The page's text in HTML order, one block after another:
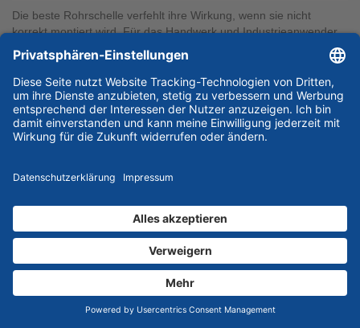
Die beste Rohrschelle verfehlt ihre Wirkung, wenn sie nicht
korrekt montiert wird. Für das Handwerk und Industrieanwender
sind folgende Schritte für eine sichere Befestigung essenziell:
Untergrund (Beton, Ziegel, Holz) geprüft und das passende
Bohrloch gesetzt werden. Die Wahl des richtigen Dübels ist
entscheidend für die spätere Traglast.
Stockschraube eindrehen:In den Dübel wird eine
eingedreht. Alternativ kann bei Schienensystemen ein
Schelle aufschrauben:Die Rohrschelle wird mit ihrer
Anschlussmutter (z.B. M8 oder M10) auf das metrische
Gewinde der Stockschraube aufgedreht. Hier lässt sich der
Abstand des Rohres zur Wand noch durch tieferes oder
weniger tiefes Aufdrehen feinjustieren.
Rohr einlegen:Die Schelle wird geöffnet (bei zweiteiligen
Schellen werden die Schrauben gelöst, bei Gelenkschellen